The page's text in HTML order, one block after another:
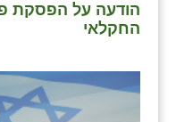
הודעה על הפסקת
החקלאי